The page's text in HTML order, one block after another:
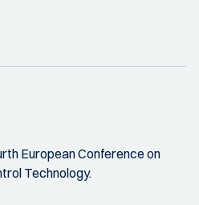
European Conference on
Technology.